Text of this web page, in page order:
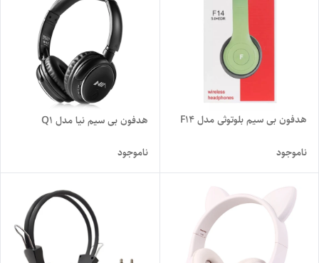
هدفون بی سیم بلوتوثی مدل F14
ناموجود
هدفون بی سیم نیا مدل Q1
ناموجود